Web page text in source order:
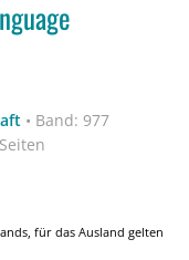
• Band: 977
für das Ausland gelten